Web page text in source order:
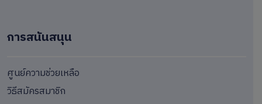
การสนันสนุน
ศูนย์ความช่วยเหลือ
วิธีสมัครสมาชิก